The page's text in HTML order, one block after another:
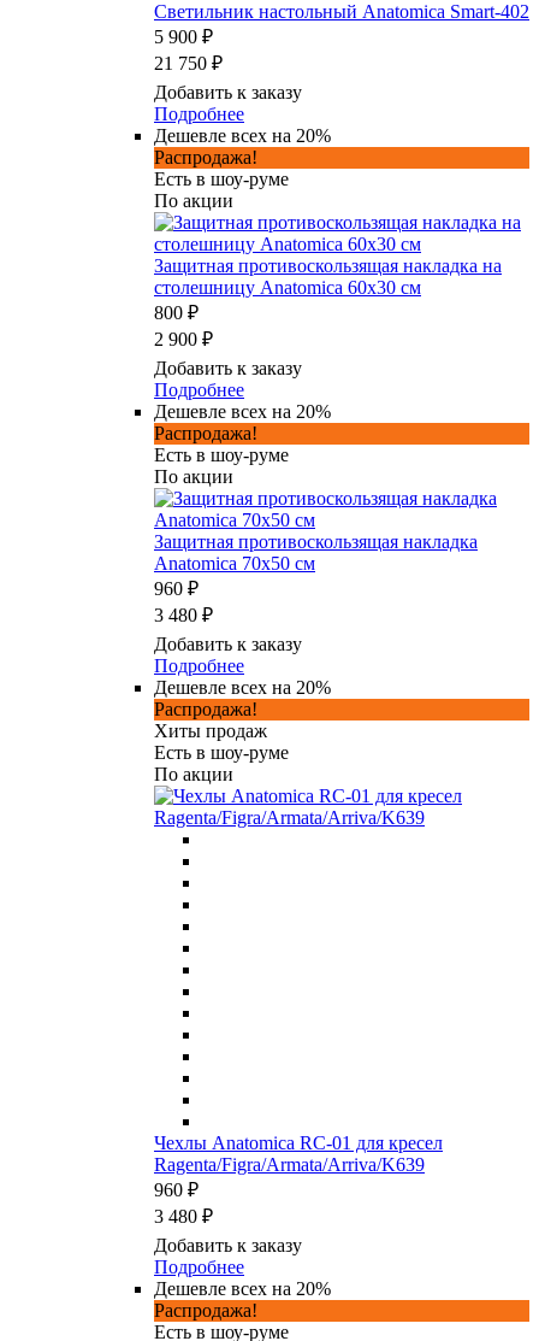
Светильник настольный Anatomica Smart-402
5 900 ₽
21 750 ₽
Добавить к заказу
Подробнее
Дешевле всех на 20%
Распродажа!
Есть в шоу-руме
По акции
Защитная противоскользящая накладка на
столешницу Anatomica 60x30 см
800 ₽
2 900 ₽
Добавить к заказу
Подробнее
Дешевле всех на 20%
Распродажа!
Есть в шоу-руме
По акции
Защитная противоскользящая накладка
Anatomica 70х50 см
960 ₽
3 480 ₽
Добавить к заказу
Подробнее
Дешевле всех на 20%
Распродажа!
Хиты продаж
Есть в шоу-руме
По акции
Чехлы Anatomica RC-01 для кресел
Ragenta/Figra/Armata/Arriva/K639
960 ₽
3 480 ₽
Добавить к заказу
Подробнее
Дешевле всех на 20%
Распродажа!
Есть в шоу-руме